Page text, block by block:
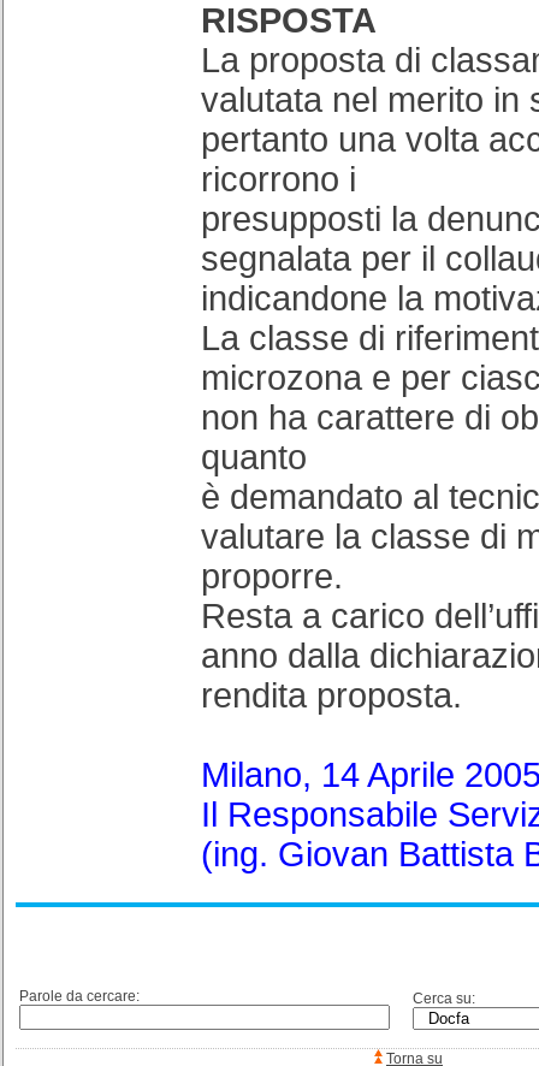
RISPOSTA
La proposta di
valutata nel merito in
pertanto una volta
ricorrono i
presupposti la
segnalata per il
indicandone la
La classe di
microzona e per
non ha carattere di
quanto
è demandato al
valutare la classe di
proporre.
Resta a carico
anno dalla
rendita proposta.
Milano, 14 Aprile
Il Responsabile
(ing. Giovan Battista
Parole da cercare: Cerca su:
Torna su